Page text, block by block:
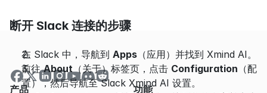
断开 Slack 连接的步骤
在 Slack 中，导航到 Apps （应用）并找到 Xmind AI。
前往 About （关于）标签页，点击 Configuration （配
置），然后导航至 Slack Xmind AI 设置。
产品 功能